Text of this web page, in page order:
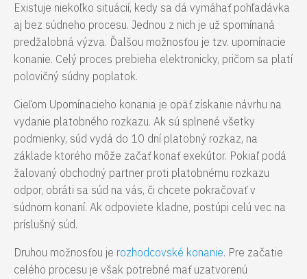
Existuje niekoľko situácií, kedy sa dá vymáhať pohľadávka
aj bez súdneho procesu. Jednou z nich je už spomínaná
predžalobná výzva. Ďalšou možnosťou je tzv. upomínacie
konanie. Celý proces prebieha elektronicky, pričom sa platí
polovičný súdny poplatok.
Cieľom Upomínacieho konania je opäť získanie návrhu na
vydanie platobného rozkazu. Ak sú splnené všetky
podmienky, súd vydá do 10 dní platobný rozkaz, na
základe ktorého môže začať konať exekútor. Pokiaľ podá
žalovaný obchodný partner proti platobnému rozkazu
odpor, obráti sa súd na vás, či chcete pokračovať v
súdnom konaní. Ak odpoviete kladne, postúpi celú vec na
príslušný súd.
Druhou možnosťou je rozhodcovské konanie. Pre začatie
celého procesu je však potrebné mať uzatvorenú